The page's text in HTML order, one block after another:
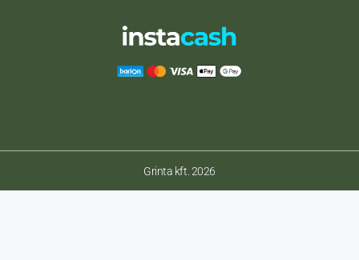
Grinta kft. 2026